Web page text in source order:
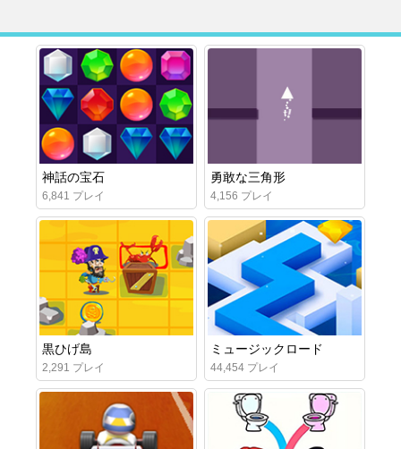
神話の宝石
6,841 プレイ
勇敢な三角形
4,156 プレイ
黒ひげ島
2,291 プレイ
ミュージックロード
44,454 プレイ